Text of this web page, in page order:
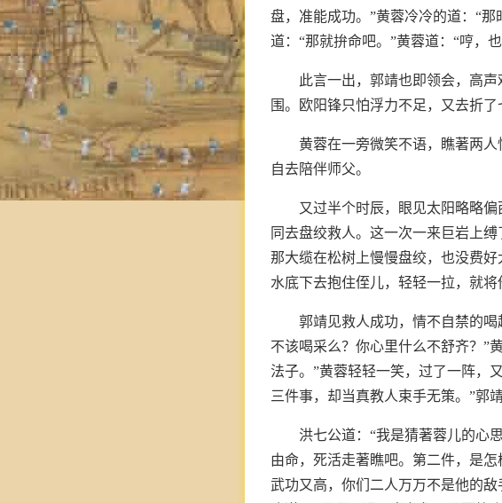
盘，准能成功。”黄蓉冷冷的道：“
道：“那就拚命吧。”黄蓉道：“哼，
此言一出，郭靖也即领会，高
围。欧阳锋只怕浮力不足，又去折了
黄蓉在一旁微笑不语，瞧著两
自去陪伴师父。
又过半个时辰，眼见太阳略略
同去盘绞救人。这一次一来巨岩上
那大缆在松树上慢慢盘绞，也没费
水底下去抱住侄儿，轻轻一拉，就将
郭靖见救人成功，情不自禁的
不该喝采么？你心里什么不舒齐？”
法子。”黄蓉轻轻一笑，过了一阵，
三件事，却当真教人束手无策。”郭
洪七公道：“我是猜著蓉儿的心
由命，死活走著瞧吧。第二件，是
武功又高，你们二人万万不是他的